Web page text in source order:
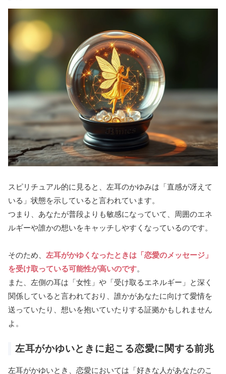
スピリチュアル的に見ると、左耳のかゆみは「直感が冴えて
いる」状態を示していると言われています。
つまり、あなたが普段よりも敏感になっていて、周囲のエネ
ルギーや誰かの想いをキャッチしやすくなっているのです。
そのため、 左耳がかゆくなったときは「恋愛のメッセージ」
を受け取っている可能性が高いのです。
また、左側の耳は「女性」や「受け取るエネルギー」と深く
関係していると言われており、誰かがあなたに向けて愛情を
送っていたり、想いを抱いていたりする証拠かもしれません
よ。
左耳がかゆいときに起こる恋愛に関する前兆
左耳がかゆいとき、恋愛においては「好きな人があなたのこ